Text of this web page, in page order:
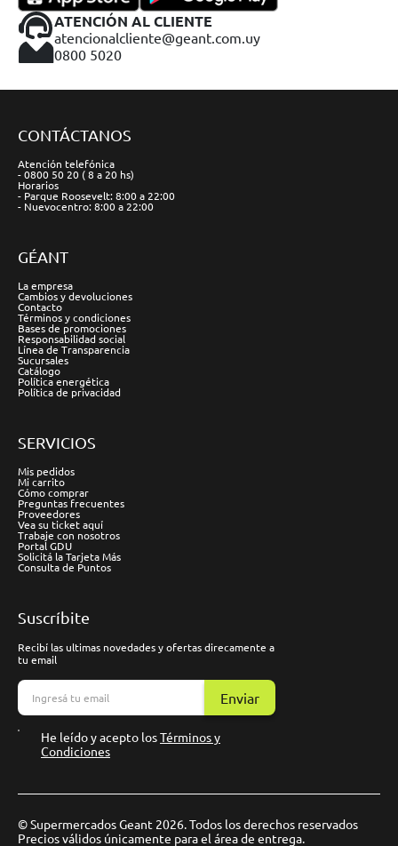
ATENCIÓN AL CLIENTE
atencionalcliente@geant.com.uy
0800 5020
CONTÁCTANOS
Atención telefónica
- 0800 50 20 ( 8 a 20 hs)
Horarios
- Parque Roosevelt: 8:00 a 22:00
- Nuevocentro: 8:00 a 22:00
GÉANT
La empresa
Cambios y devoluciones
Contacto
Términos y condiciones
Bases de promociones
Responsabilidad social
Línea de Transparencia
Sucursales
Catálogo
Política energética
Política de privacidad
SERVICIOS
Mis pedidos
Mi carrito
Cómo comprar
Preguntas frecuentes
Proveedores
Vea su ticket aquí
Trabaje con nosotros
Portal GDU
Solicitá la Tarjeta Más
Consulta de Puntos
Suscríbite
Recibí las ultimas novedades y ofertas direcamente a
tu email
Enviar
He leído y acepto losTérminos y
Condiciones
© Supermercados Geant 2026. Todos los derechos reservados
Precios válidos únicamente para el área de entrega.